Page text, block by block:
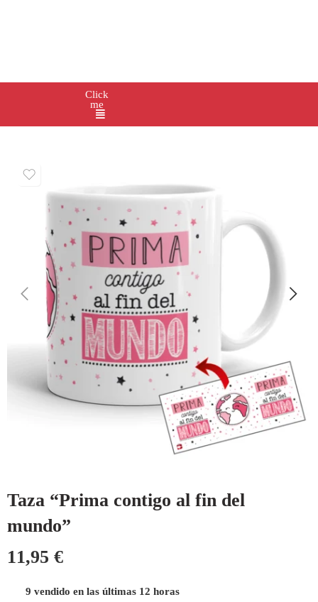
Click
me
Taza “Prima contigo al fin del
mundo”
11,95 €
9 vendido en las últimas 12 horas